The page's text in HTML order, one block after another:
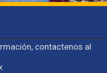
contactenos al